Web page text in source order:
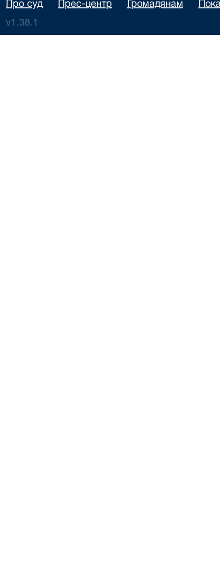
Про суд Прес-центр Громадянам
v1.38.1